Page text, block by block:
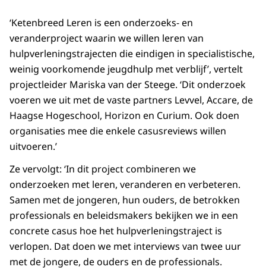
‘Ketenbreed Leren is een onderzoeks- en
veranderproject waarin we willen leren van
hulpverleningstrajecten die eindigen in specialistische,
weinig voorkomende jeugdhulp met verblijf’, vertelt
projectleider Mariska van der Steege. ‘Dit onderzoek
voeren we uit met de vaste partners Levvel, Accare, de
Haagse Hogeschool, Horizon en Curium. Ook doen
organisaties mee die enkele casusreviews willen
uitvoeren.’
Ze vervolgt: ‘In dit project combineren we
onderzoeken met leren, veranderen en verbeteren.
Samen met de jongeren, hun ouders, de betrokken
professionals en beleidsmakers bekijken we in een
concrete casus hoe het hulpverleningstraject is
verlopen. Dat doen we met interviews van twee uur
met de jongere, de ouders en de professionals.